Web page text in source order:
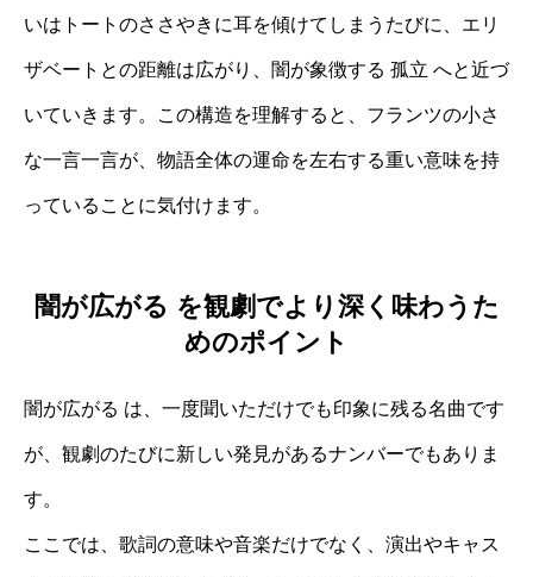
いはトートのささやきに耳を傾けてしまうたびに、エリ
ザベートとの距離は広がり、闇が象徴する 孤立 へと近づ
いていきます。この構造を理解すると、フランツの小さ
な一言一言が、物語全体の運命を左右する重い意味を持
っていることに気付けます。
闇が広がる を観劇でより深く味わうた
めのポイント
闇が広がる は、一度聞いただけでも印象に残る名曲です
が、観劇のたびに新しい発見があるナンバーでもありま
す。
ここでは、歌詞の意味や音楽だけでなく、演出やキャス